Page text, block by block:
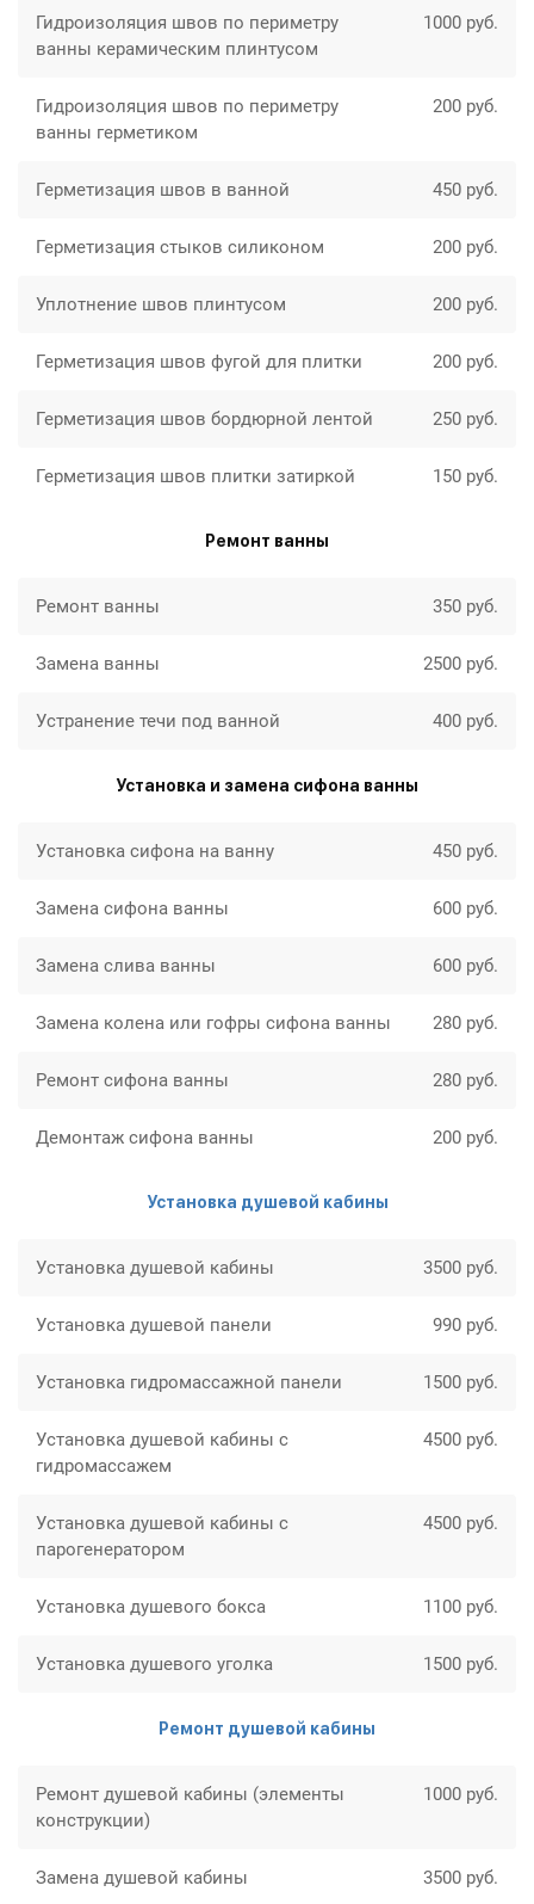
Гидроизоляция швов по периметру
ванны керамическим плинтусом
1000 руб.
Гидроизоляция швов по периметру
ванны герметиком
200 руб.
Герметизация швов в ванной 450 руб.
Герметизация стыков силиконом 200 руб.
Уплотнение швов плинтусом 200 руб.
Герметизация швов фугой для плитки 200 руб.
Герметизация швов бордюрной лентой 250 руб.
Герметизация швов плитки затиркой 150 руб.
Ремонт ванны
Ремонт ванны 350 руб.
Замена ванны 2500 руб.
Устранение течи под ванной 400 руб.
Установка и замена сифона ванны
Установка сифона на ванну 450 руб.
Замена сифона ванны 600 руб.
Замена слива ванны 600 руб.
Замена колена или гофры сифона ванны 280 руб.
Ремонт сифона ванны 280 руб.
Демонтаж сифона ванны 200 руб.
Установка душевой кабины
Установка душевой кабины 3500 руб.
Установка душевой панели 990 руб.
Установка гидромассажной панели 1500 руб.
Установка душевой кабины с
гидромассажем
4500 руб.
Установка душевой кабины с
парогенератором
4500 руб.
Установка душевого бокса 1100 руб.
Установка душевого уголка 1500 руб.
Ремонт душевой кабины
Ремонт душевой кабины (элементы
конструкции)
1000 руб.
Замена душевой кабины 3500 руб.